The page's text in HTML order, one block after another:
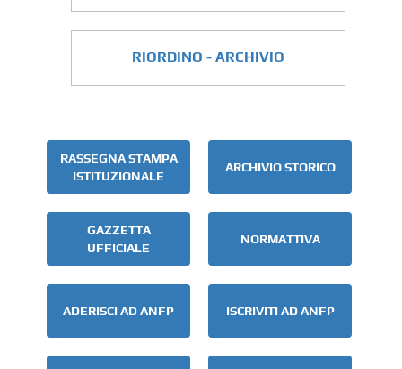
RIORDINO - ARCHIVIO
RASSEGNA STAMPA
ISTITUZIONALE
ARCHIVIO STORICO
GAZZETTA
UFFICIALE
NORMATTIVA
ADERISCI AD ANFP ISCRIVITI AD ANFP